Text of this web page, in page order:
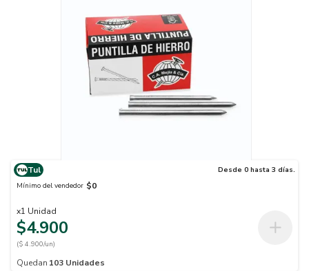
Tul
Desde 0 hasta 3 días.
Mínimo del vendedor $0
x1 Unidad
$4.900
($ 4.900/un)
Quedan 103 Unidades